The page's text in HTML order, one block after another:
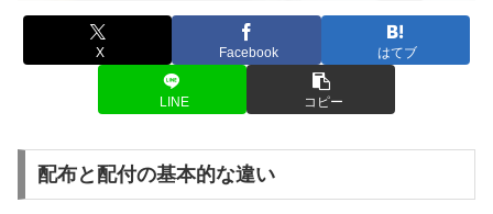
X Facebook はてブ
LINE コピー
配布と配付の基本的な違い